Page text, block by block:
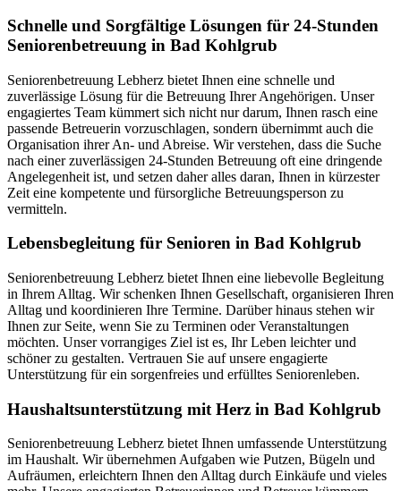
Schnelle und Sorgfältige Lösungen für 24-Stunden
Seniorenbetreuung in Bad Kohlgrub
Seniorenbetreuung Lebherz bietet Ihnen eine schnelle und
zuverlässige Lösung für die Betreuung Ihrer Angehörigen. Unser
engagiertes Team kümmert sich nicht nur darum, Ihnen rasch eine
passende Betreuerin vorzuschlagen, sondern übernimmt auch die
Organisation ihrer An- und Abreise. Wir verstehen, dass die Suche
nach einer zuverlässigen 24-Stunden Betreuung oft eine dringende
Angelegenheit ist, und setzen daher alles daran, Ihnen in kürzester
Zeit eine kompetente und fürsorgliche Betreuungsperson zu
vermitteln.
Lebensbegleitung für Senioren in Bad Kohlgrub
Seniorenbetreuung Lebherz bietet Ihnen eine liebevolle Begleitung
in Ihrem Alltag. Wir schenken Ihnen Gesellschaft, organisieren Ihren
Alltag und koordinieren Ihre Termine. Darüber hinaus stehen wir
Ihnen zur Seite, wenn Sie zu Terminen oder Veranstaltungen
möchten. Unser vorrangiges Ziel ist es, Ihr Leben leichter und
schöner zu gestalten. Vertrauen Sie auf unsere engagierte
Unterstützung für ein sorgenfreies und erfülltes Seniorenleben.
Haushalts­unterstützung mit Herz in Bad Kohlgrub
Seniorenbetreuung Lebherz bietet Ihnen umfassende Unterstützung
im Haushalt. Wir übernehmen Aufgaben wie Putzen, Bügeln und
Aufräumen, erleichtern Ihnen den Alltag durch Einkäufe und vieles